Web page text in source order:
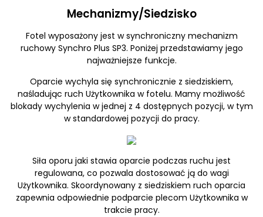
Mechanizmy/Siedzisko
Fotel wyposażony jest w synchroniczny mechanizm
ruchowy Synchro Plus SP3. Poniżej przedstawiamy jego
najważniejsze funkcje.
Oparcie wychyla się synchronicznie z siedziskiem,
naśladując ruch Użytkownika w fotelu. Mamy możliwość
blokady wychylenia w jednej z 4 dostępnych pozycji, w tym
w standardowej pozycji do pracy.
Siła oporu jaki stawia oparcie podczas ruchu jest
regulowana, co pozwala dostosować ją do wagi
Użytkownika. Skoordynowany z siedziskiem ruch oparcia
zapewnia odpowiednie podparcie plecom Użytkownika w
trakcie pracy.